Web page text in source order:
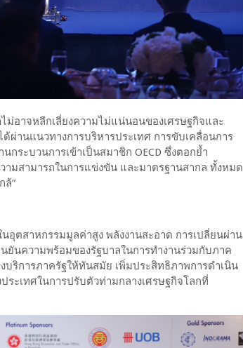
ไม่อาจหลีกเลี่ยงความไม่แน่นอนของเศรษฐกิจและ
ผ่านแนวทางการบริหารประเทศ การขับเคลื่อนการ
ระบวนการเข้าเป็นสมาชิก OECD ซึ่งตอกย้ำ
มสามารถในการแข่งขัน และมาตรฐานสากล ทั้งหมด
ล้”
อุตสาหกรรมมูลค่าสูง พลังงานสะอาด การเปลี่ยนผ่าน
นความพร้อมของรัฐบาลในการทำงานร่วมกับภาค
บริการภาครัฐให้ทันสมัย เพิ่มประสิทธิภาพการดำเนิน
ะเทศในการปรับตัวท่ามกลางเศรษฐกิจโลกที่